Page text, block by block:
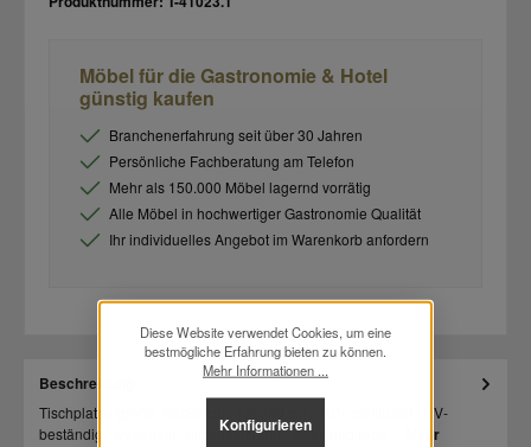
Möbel für die Gastronomie & Hotel
günstig kaufen
Branchenerfahrung seit über 30 Jahren
Persönliche Fachberatung am Telefon
Mehr als 150.000 Möbel lagernd vorrätig
Alle Möbel in hochwertiger Gastronomie Qualität
Ihr individuelles Angebot im Warenkorb anfordern
Beschreibung
Tischplattengröße: 80x80 cm / 120x80 cm / TÜV-zertifiziert / UV-
beständig / wetterfest / hitzebeständig / stabil und robu…
Mehr
Diese Website verwendet Cookies, um eine
bestmögliche Erfahrung bieten zu können.
Mehr Informationen ...
Konfigurieren